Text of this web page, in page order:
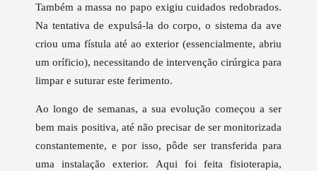
Também a massa no papo exigiu cuidados redobrados.
Na tentativa de expulsá-la do corpo, o sistema da ave
criou uma fístula até ao exterior (essencialmente, abriu
um oríficio), necessitando de intervenção cirúrgica para
limpar e suturar este ferimento.
Ao longo de semanas, a sua evolução começou a ser
bem mais positiva, até não precisar de ser monitorizada
constantemente, e por isso, pôde ser transferida para
uma instalação exterior. Aqui foi feita fisioterapia,